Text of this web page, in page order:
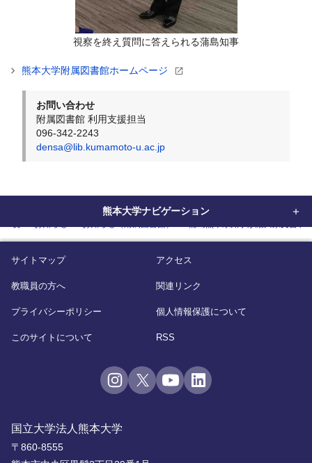
home
視察を終え質問に答えられる蒲島知事
熊本大学附属図書館ホームページ
お問い合わせ
附属図書館 利用支援担当
096-342-2243
densa@lib.kumamoto-u.ac.jp
熊本大学ナビゲーション
国立大学法人熊本大学
〒860-8555
サイトマップ アクセス
教職員の方へ 関連リンク
プライバシーポリシー 個人情報保護について
このサイトについて RSS